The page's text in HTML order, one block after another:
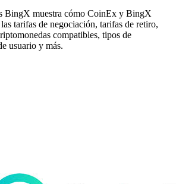
BingX muestra cómo CoinEx y BingX
tarifas de negociación, tarifas de retiro,
compatibles, tipos de
usuario y más.